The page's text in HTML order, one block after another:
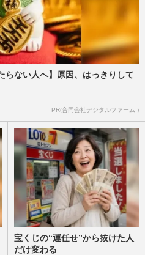
らない人へ】原因、はっきりして
PR(合同会社デジタルファーム )
宝くじの“運任せ”から抜けた人
だけ変わる